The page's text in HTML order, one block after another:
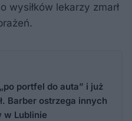
wysiłków lekarzy zmarł
portfel do auta” i już
Barber ostrzega innych
w Lublinie